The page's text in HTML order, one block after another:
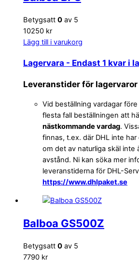
Betygsatt 0 av 5
10250 kr
Lägg till i varukorg
Lagervara - Endast 1 kvar i
Leveranstider för lagervaror
Vid beställning vardagar
flesta fall beställningen att
nästkommande vardag.
finnas, t.ex. där DHL inte
om det av naturliga skäl inte
avstånd. Ni kan söka mer
leveranstiderna för DHL-
https://www.dhlpaket.se
Balboa GS500Z
Betygsatt 0 av 5
7790 kr